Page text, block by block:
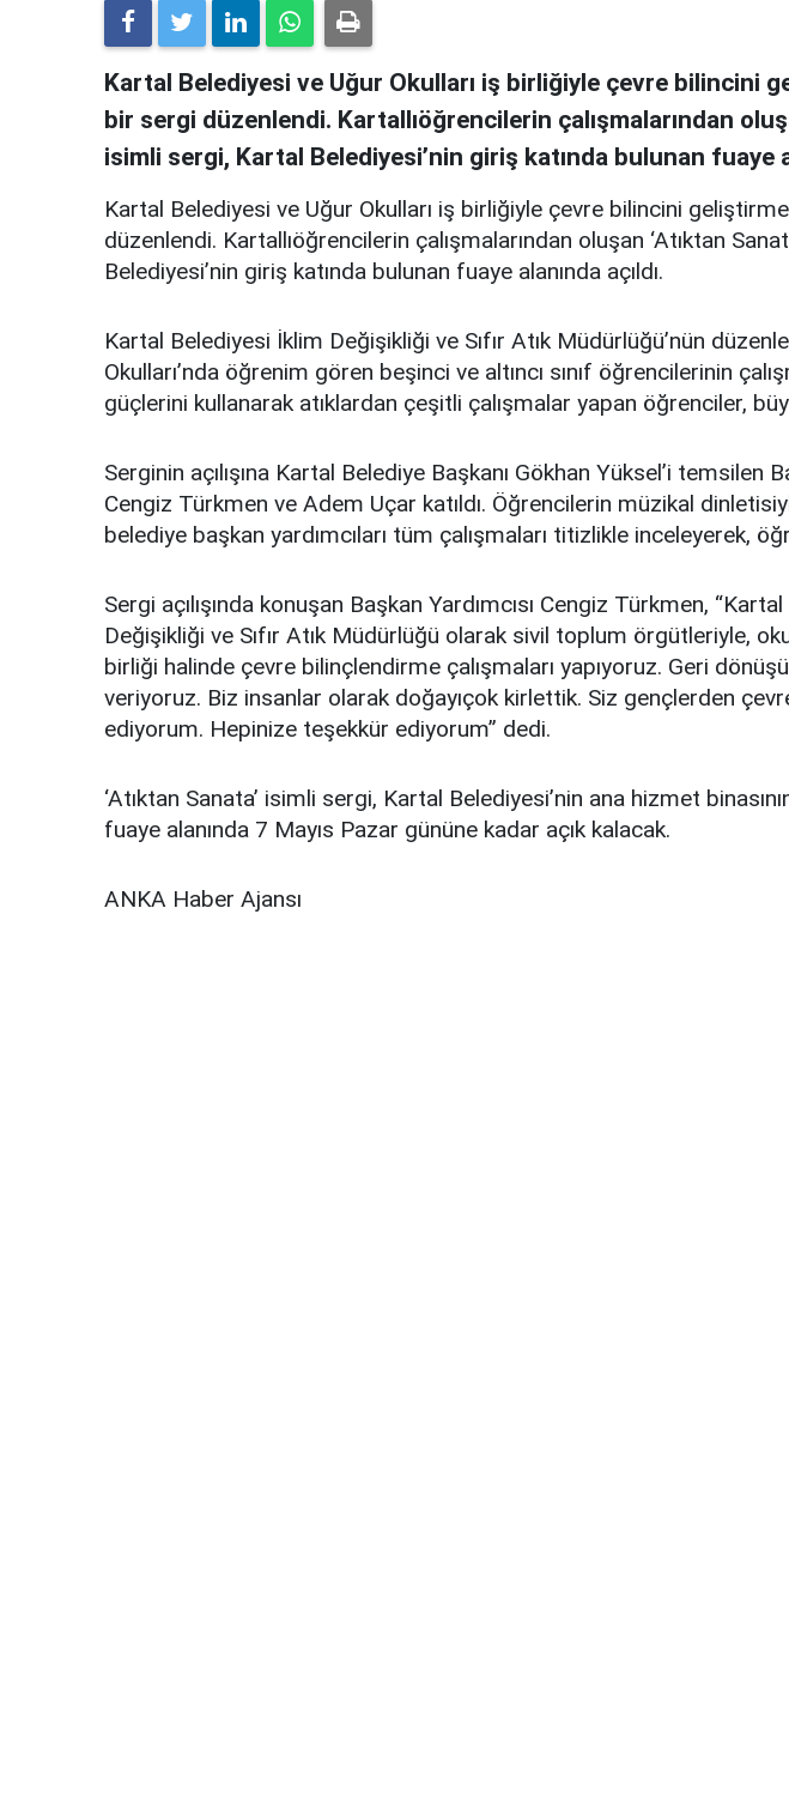
Kartal Belediyesi ve Uğur Okulları iş birliğiyle çevre bilincini
bir sergi düzenlendi. Kartallıöğrencilerin çalışmalarından
isimli sergi, Kartal Belediyesi’nin giriş katında bulunan fuaye
Kartal Belediyesi ve Uğur Okulları iş birliğiyle çevre bilincini
düzenlendi. Kartallıöğrencilerin çalışmalarından oluşan ‘Atıktan
Belediyesi’nin giriş katında bulunan fuaye alanında açıldı.
Kartal Belediyesi İklim Değişikliği ve Sıfır Atık Müdürlüğü’nün
Okulları’nda öğrenim gören beşinci ve altıncı sınıf öğrencilerinin
güçlerini kullanarak atıklardan çeşitli çalışmalar yapan öğrenciler,
Serginin açılışına Kartal Belediye Başkanı Gökhan Yüksel’i temsilen
Cengiz Türkmen ve Adem Uçar katıldı. Öğrencilerin müzikal
belediye başkan yardımcıları tüm çalışmaları titizlikle inceleyerek,
Sergi açılışında konuşan Başkan Yardımcısı Cengiz Türkmen,
Değişikliği ve Sıfır Atık Müdürlüğü olarak sivil toplum örgütleriyle,
birliği halinde çevre bilinçlendirme çalışmaları yapıyoruz. Geri
veriyoruz. Biz insanlar olarak doğayıçok kirlettik. Siz gençlerden
ediyorum. Hepinize teşekkür ediyorum” dedi.
‘Atıktan Sanata’ isimli sergi, Kartal Belediyesi’nin ana hizmet
fuaye alanında 7 Mayıs Pazar gününe kadar açık kalacak.
ANKA Haber Ajansı